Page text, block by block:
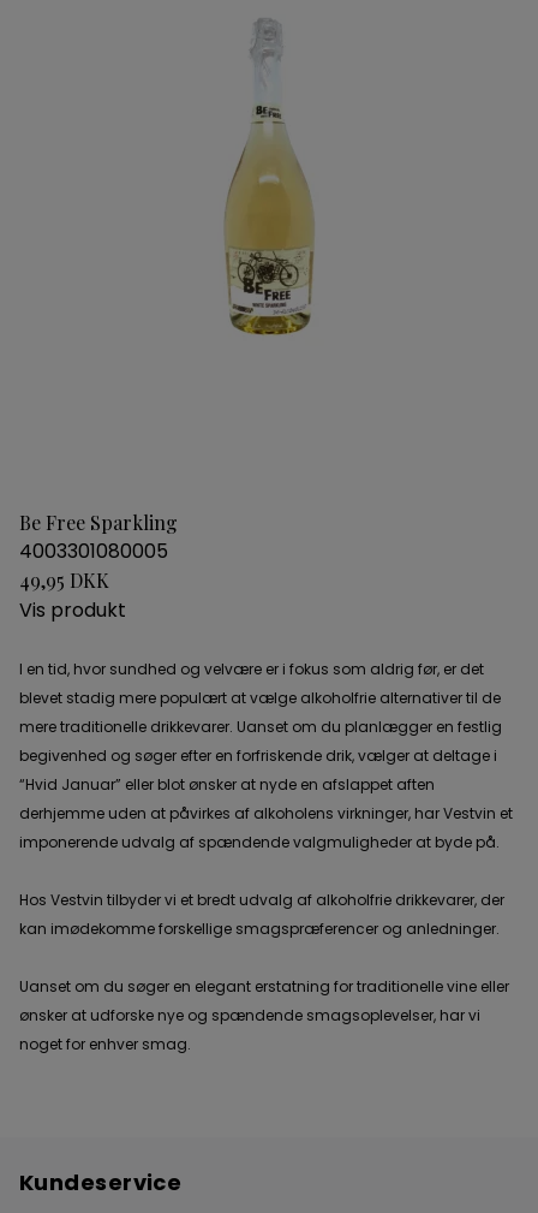
Be Free Sparkling
4003301080005
49,95 DKK
Vis produkt
I en tid, hvor sundhed og velvære er i fokus som aldrig før, er det
blevet stadig mere populært at vælge alkoholfrie alternativer til de
mere traditionelle drikkevarer. Uanset om du planlægger en festlig
begivenhed og søger efter en forfriskende drik, vælger at deltage i
“Hvid Januar” eller blot ønsker at nyde en afslappet aften
derhjemme uden at påvirkes af alkoholens virkninger, har Vestvin et
imponerende udvalg af spændende valgmuligheder at byde på.
Hos Vestvin tilbyder vi et bredt udvalg af alkoholfrie drikkevarer, der
kan imødekomme forskellige smagspræferencer og anledninger.
Uanset om du søger en elegant erstatning for traditionelle vine eller
ønsker at udforske nye og spændende smagsoplevelser, har vi
noget for enhver smag.
Kundeservice